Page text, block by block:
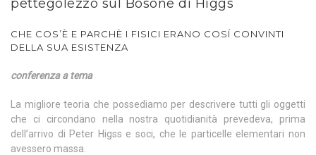
pettegolezzo sul Bosone di Higgs
CHE COS’È E PARCHÈ I FISICI ERANO COSÍ CONVINTI
DELLA SUA ESISTENZA
conferenza a tema
La migliore teoria che possediamo per descrivere tutti gli oggetti
che ci circondano nella nostra quotidianità prevedeva, prima
dell’arrivo di Peter Higss e soci, che le particelle elementari non
avessero massa.